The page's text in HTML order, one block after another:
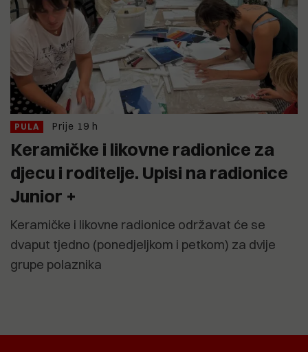
PULA Prije 19 h
Keramičke i likovne radionice za
djecu i roditelje. Upisi na radionice
Junior +
Keramičke i likovne radionice održavat će se
dvaput tjedno (ponedjeljkom i petkom) za dvije
grupe polaznika